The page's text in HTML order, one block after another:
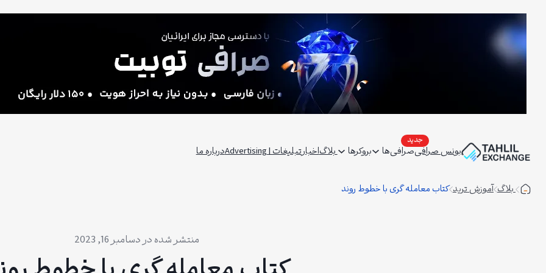
بونس صرافیصرافی‌ها بروکرها بلاگاخبارتبلیغات | Advertising درباره ما
بلاگ آموزش ترید کتاب معامله گری با خطوط روند
دسامبر 16, 2023